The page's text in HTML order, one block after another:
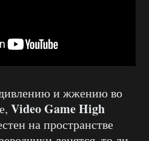
и жжению во
Video Game High
на пространстве